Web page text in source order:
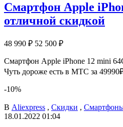
Смартфон Apple
отличной скидкой
48 990 ₽ 52 500 ₽
Смартфон Apple iPhone 12 mini
Чуть дороже есть в МТС за
-10%
В Aliexpress , Скидки ,
18.01.2022 01:04